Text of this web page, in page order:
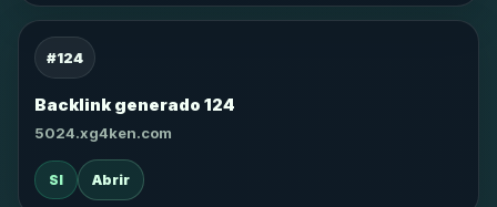
#124
Backlink generado 124
5024.xg4ken.com
SI Abrir